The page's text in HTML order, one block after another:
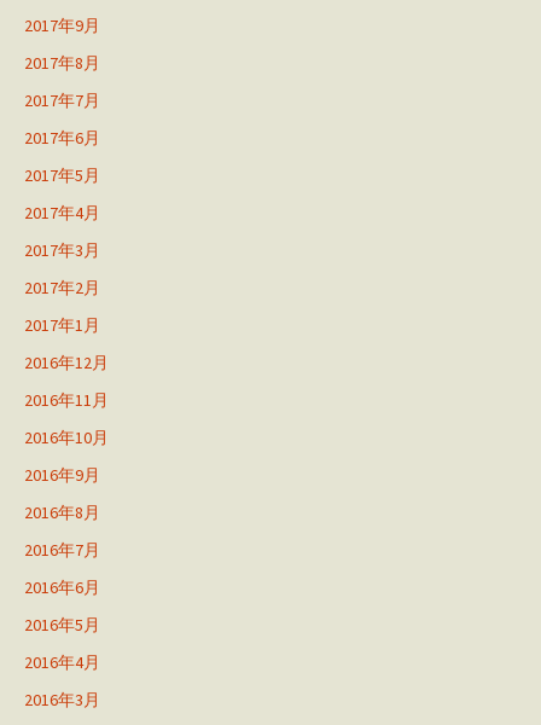
2017年9月
2017年8月
2017年7月
2017年6月
2017年5月
2017年4月
2017年3月
2017年2月
2017年1月
2016年12月
2016年11月
2016年10月
2016年9月
2016年8月
2016年7月
2016年6月
2016年5月
2016年4月
2016年3月